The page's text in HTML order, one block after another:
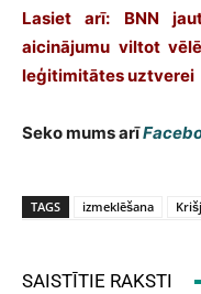
Lasiet arī: BNN
aicinājumu viltot
leģitimitātes uztverei
Seko mums arī
TAGS izmeklēšana
SAISTĪTIE RAKSTI